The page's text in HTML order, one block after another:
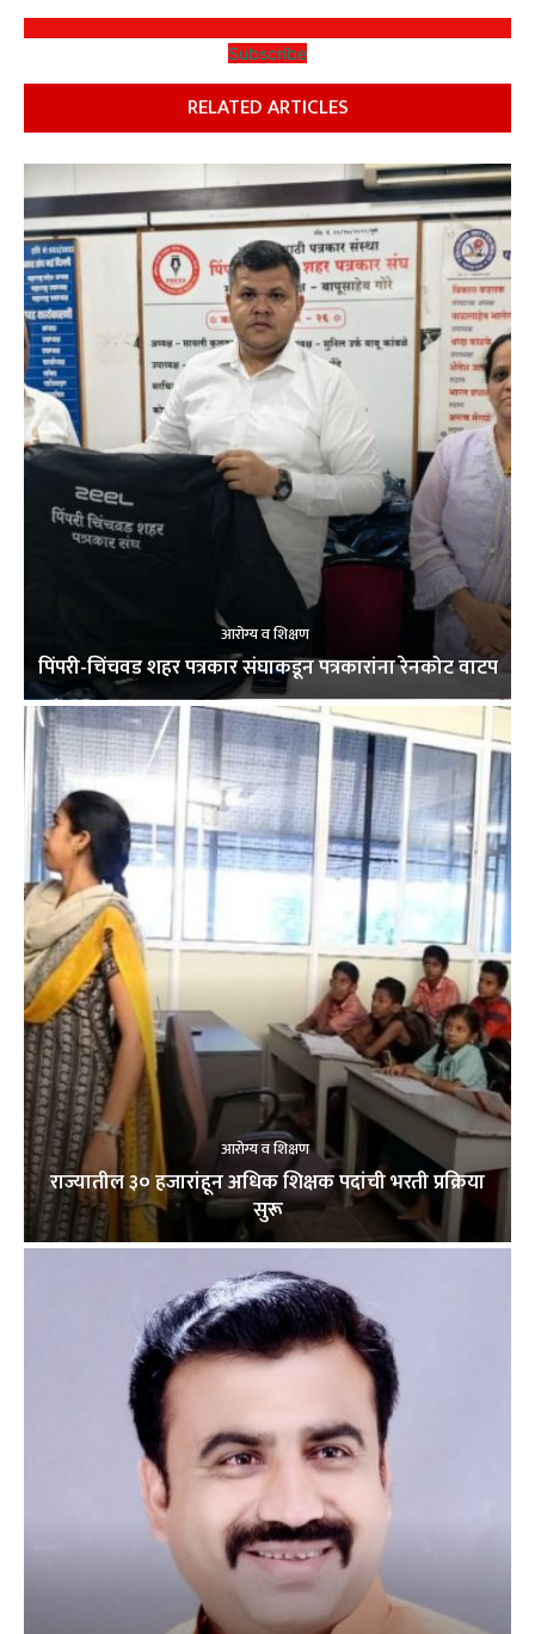
Subscribe
RELATED ARTICLES
आरोग्य व शिक्षण
पिंपरी-चिंचवड शहर पत्रकार संघाकडून पत्रकारांना रेनकोट वाटप
आरोग्य व शिक्षण
राज्यातील ३० हजारांहून अधिक शिक्षक पदांची भरती प्रक्रिया
सुरू